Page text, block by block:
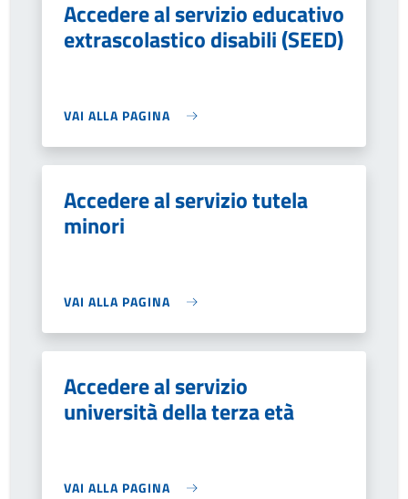
Accedere al servizio educativo
extrascolastico disabili (SEED)
VAI ALLA PAGINA
Accedere al servizio tutela
minori
VAI ALLA PAGINA
Accedere al servizio
università della terza età
VAI ALLA PAGINA